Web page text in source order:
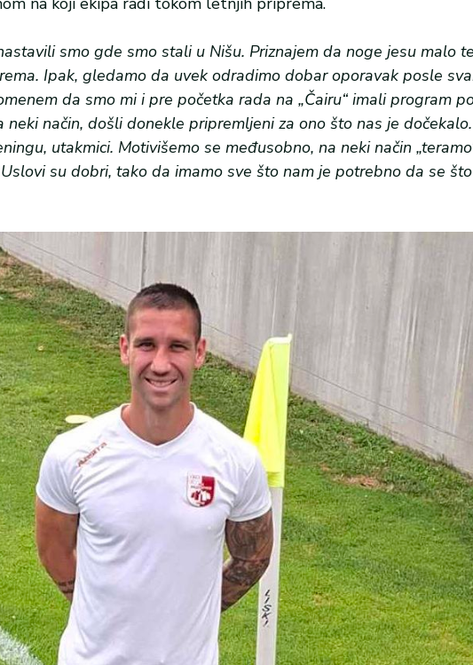
smo gde smo stali u Nišu. Priznajem da noge jesu malo
Ipak, gledamo da uvek odradimo dobar oporavak posle
da smo mi i pre početka rada na „Čairu“ imali program
način, došli donekle pripremljeni za ono što nas je
utakmici. Motivišemo se međusobno, na neki način
su dobri, tako da imamo sve što nam je potrebno da se